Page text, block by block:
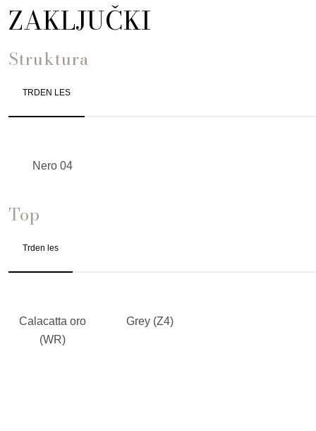
ZAKLJUČKI
Struktura
TRDEN LES
Nero 04
Top
Trden les
Calacatta oro
(WR)
Grey (Z4)